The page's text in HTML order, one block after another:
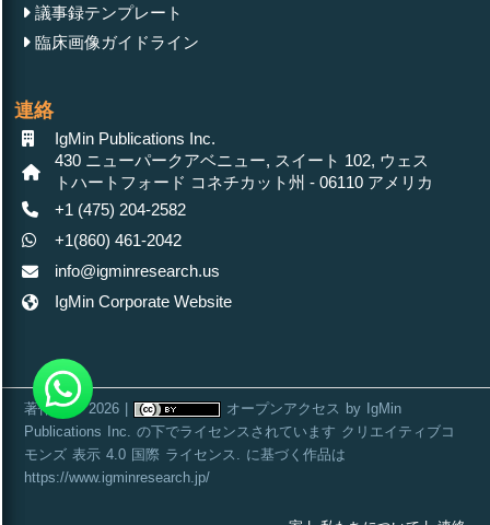
Short Communication April 05, 2024
議事録テンプレート
臨床画像ガイドライン
連絡
IgMin Publications Inc.
430 ニューパークアベニュー, スイート 102, ウェス
トハートフォード コネチカット州 - 06110 アメリカ
+1 (475) 204-2582
+1(860) 461-2042
info@igminresearch.us
IgMin Corporate Website
著作権 © 2026 | オープンアクセス by IgMin
Publications Inc.
の下でライセンスされています クリエイティブコ
モンズ 表示 4.0 国際 ライセンス
. に基づく作品は
https://www.igminresearch.jp/